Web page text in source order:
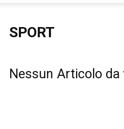
SPORT
Nessun Articolo da